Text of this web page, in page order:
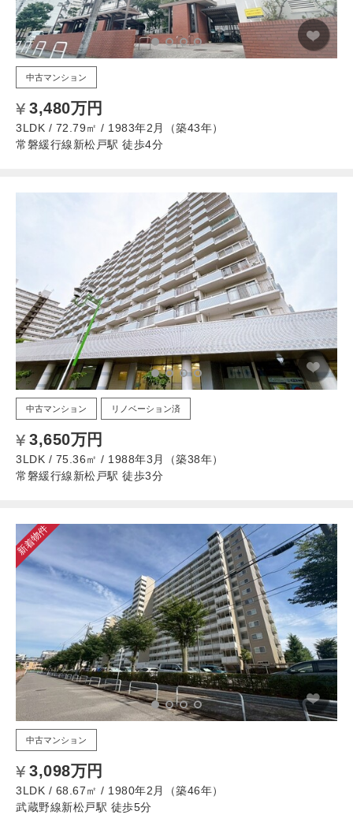
中古マンション
3,480万円
3LDK / 72.79㎡ / 1983年2月（築43年）
常磐緩行線新松戸駅 徒歩4分
中古マンション リノベーション済
3,650万円
3LDK / 75.36㎡ / 1988年3月（築38年）
常磐緩行線新松戸駅 徒歩3分
新着物件
中古マンション
3,098万円
3LDK / 68.67㎡ / 1980年2月（築46年）
武蔵野線新松戸駅 徒歩5分